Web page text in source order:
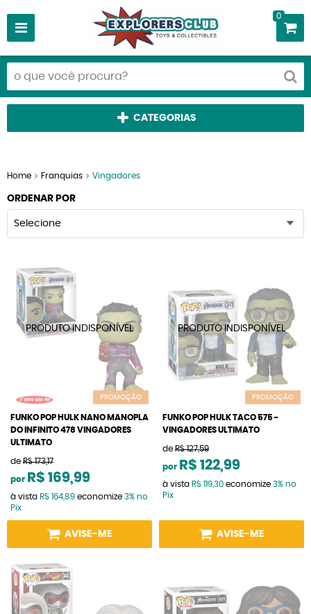
0
CATEGORIAS
Home Franquias Vingadores
ORDENAR POR
Selecione
PROMOÇÃO
FUNKO POP HULK NANO MANOPLA
DO INFINITO 478 VINGADORES
ULTIMATO
de R$ 173,17
por R$ 169,99
à vista R$ 164,89 economize 3% no
Pix
AVISE-ME
PROMOÇÃO
FUNKO POP HULK TACO 575 -
VINGADORES ULTIMATO
de R$ 127,59
por R$ 122,99
à vista R$ 119,30 economize 3% no
Pix
AVISE-ME